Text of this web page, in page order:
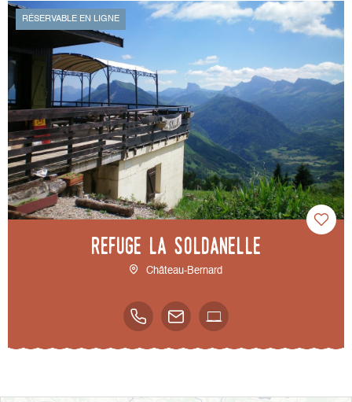
Refuge La Soldanelle
Château-Bernard
RÉSERVABLE EN LIGNE